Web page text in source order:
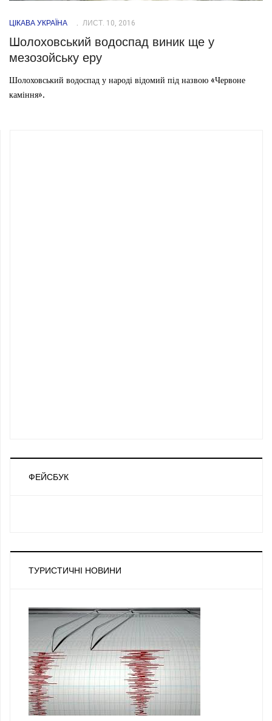
ЦІКАВА УКРАЇНА ЛИСТ. 10, 2016
Шолоховський водоспад виник ще у
мезозойську еру
Шолоховський водоспад у народі відомий під назвою «Червоне
каміння».
ФЕЙСБУК
ТУРИСТИЧНІ НОВИНИ